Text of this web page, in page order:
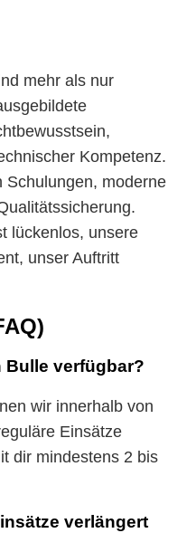
mehr als nur
Kompetenz.
Schulungen, moderne
lückenlos, unsere
unser Auftritt
Bulle verfügbar?
wir innerhalb von
Einsätze
dir mindestens 2 bis
verlängert